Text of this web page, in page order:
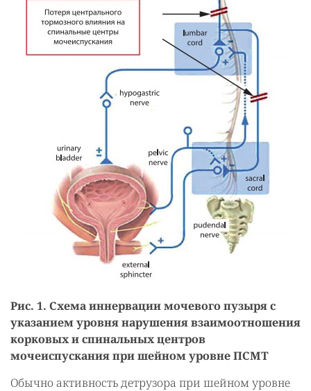
Рис. 1. Схема иннервации мочевого пузыря с
указанием уровня нарушения взаимоотношения
корковых и спинальных центров
мочеиспускания при шейном уровне ПСМТ
Обычно активность детрузора при шейном уровне